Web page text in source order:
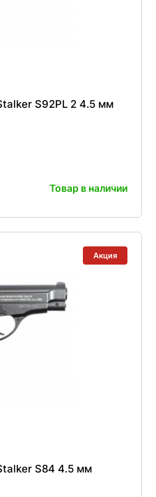
S92PL 2 4.5 мм
Товар в наличии
Акция
S84 4.5 мм